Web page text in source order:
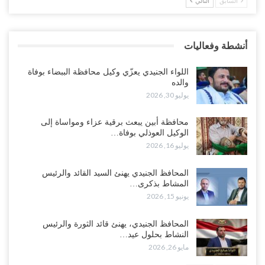
محتدم على خليفته..!
أغسطس 4, 2026
بالتهريب وعينه على المحافظ..!
أغسطس 4, 2026
تعيد تحشيد قواتها في أهم سواحل اليمن على البحر…
أغسطس 4, 2026
“الضالع“| حملة اجتثاث سعودية لأذرع الزبيدي من معقله الأبرز..!
أغسطس 4, 2026
أنشطة وفعاليات
اللواء الجنيدي يعزّي وكيل محافظة الببضاء بوفاة
والده
يوليو 30, 2026
محافظة أبين يبعث برقية عزاء ومواساة إلى
الوكيل العوذلي بوفاة…
يوليو 16, 2026
المحافظ الجنيدي يهنئ السيد القائد والرئيس
المشاط بذكرى…
يونيو 15, 2026
المحافظ الجنيدي، يهنئ قائد الثورة والرئيس
النشاط بحلول عيد…
مايو 26, 2026